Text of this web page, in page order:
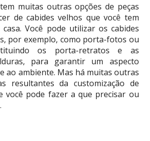
muitas outras opções de peças
de cabides velhos que você tem
Você pode utilizar os cabides
por exemplo, como porta-fotos ou
os porta-retratos e as
para garantir um aspecto
ao ambiente. Mas há muitas outras
resultantes da customização de
você pode fazer a que precisar ou